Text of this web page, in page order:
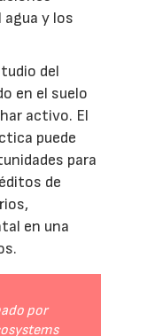
y los
del
en el suelo
activo. El
puede
para
de
en una
por